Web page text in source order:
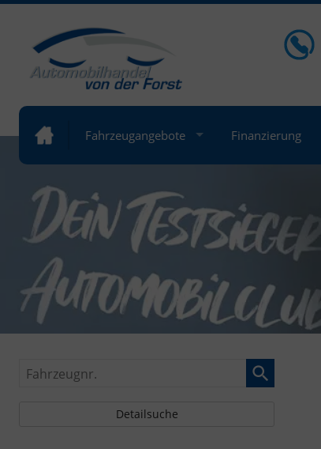
Fahrzeugangebote Finanzierung
Fahrzeugnr.
Detailsuche